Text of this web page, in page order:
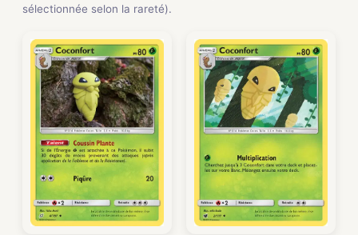
sélectionnée selon la rareté).